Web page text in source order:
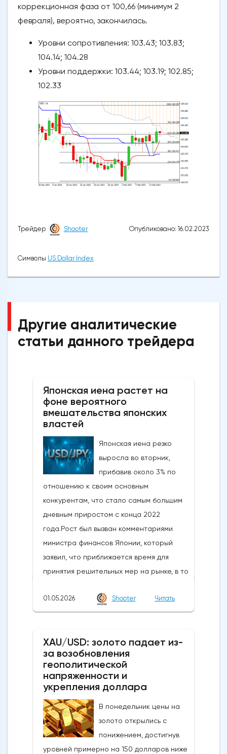
коррекционная фаза от 100,66 (минимум 2
февраля), вероятно, закончилась.
Уровни сопротивления: 103.43; 103.83;
104.14; 104.28
Уровни поддержки: 103.44; 103.19; 102.85;
102.33
Трейдер Shooter Опубликовано: 16.02.2023
Символы US Dollar Index
Другие аналитические
статьи данного трейдера
Японская иена растет на
фоне вероятного
вмешательства японских
властей
Японская иена резко
выросла во вторник,
прибавив около 3% по
отношению к своим основным
конкурентам, что стало самым большим
дневным приростом с конца 2022
года.Рост был вызван комментариями
министра финансов Японии, который
заявил, что приближается время для
принятия решительных мер на рынке, в то
ссылкой на правительство и центральный
банк говорилось, что японские власти
поддержать иену, которая достигла самых
низких уровней с середины 2024 года,
когда проводилась последняя
интервенция. произошло.Сегодняшние
действия следуют недавнему сообщению
о готовности властей вмешаться, когда
пара USDJPY преодолеет сопротивление
01.05.2026 Shooter Читать
XAU/USD: золото падает из-
за возобновления
геополитической
напряженности и
укрепления доллара
В понедельник цены на
золото открылись с
понижением, достигнув
уровней примерно на 150 долларов ниже